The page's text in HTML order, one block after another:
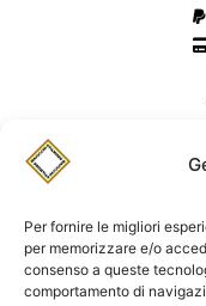
Per fornire le migliori
per memorizzare e/o
consenso a queste
comportamento di
© Stilmode